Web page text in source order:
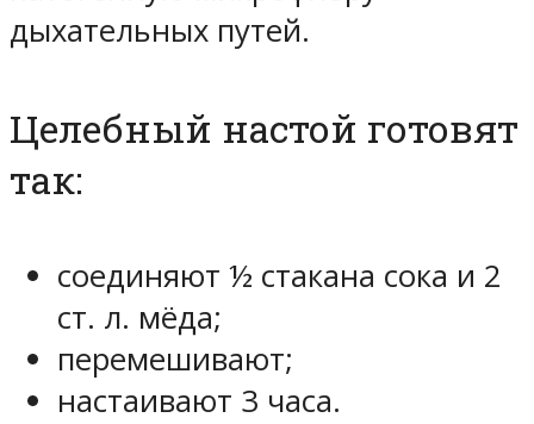
дыхательных путей.
Целебный настой готовят
так:
соединяют ½ стакана сока и 2
ст. л. мёда;
перемешивают;
настаивают 3 часа.